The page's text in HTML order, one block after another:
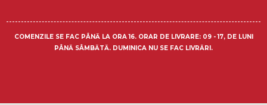
COMENZILE SE FAC PÂNĂ LA ORA 16. ORAR DE LIVRARE: 09 - 17, DE LUNI
PÂNĂ SÂMBĂTĂ. DUMINICA NU SE FAC LIVRĂRI.